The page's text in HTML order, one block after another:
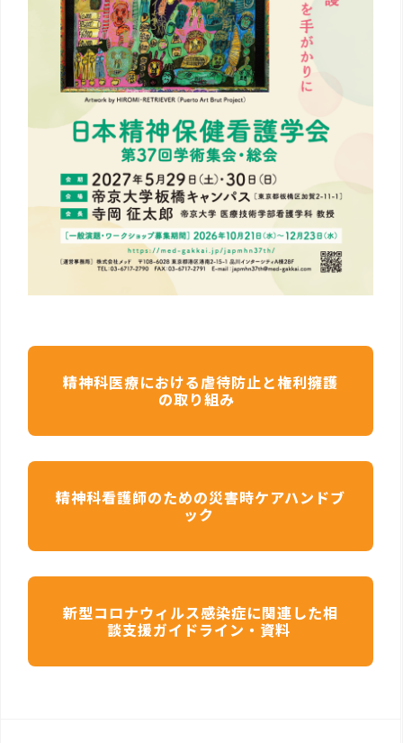
精神科医療における虐待防止と権利擁護
の取り組み
精神科看護師のための災害時ケアハンドブ
ック
新型コロナウィルス感染症に関連した相
談支援ガイドライン・資料